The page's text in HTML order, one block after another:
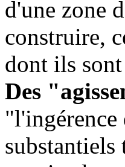
d'une zone
construire,
dont ils
Des
"l'ingérence